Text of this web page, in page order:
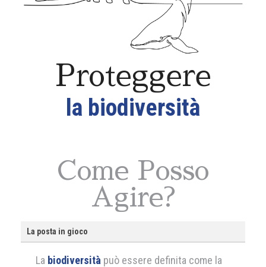
Proteggere
la biodiversità
Come Posso
Agire?
La posta in gioco
La biodiversità può essere definita come la